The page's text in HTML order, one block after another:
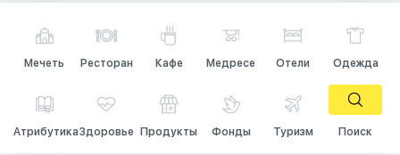
Мечеть Ресторан Кафе Медресе Отели Одежда
АтрибутикаЗдоровье Продукты Фонды Туризм Поиск